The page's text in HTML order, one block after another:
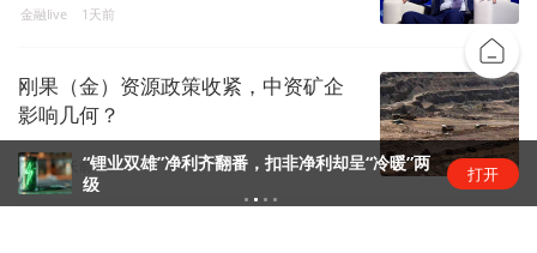
金融live 1天前
刚果（金）资源政策收紧，中资矿企
影响几何？
矿产 1天前“锂业双雄”净利齐翻番，扣非净利却呈“冷暖”两
级
打开